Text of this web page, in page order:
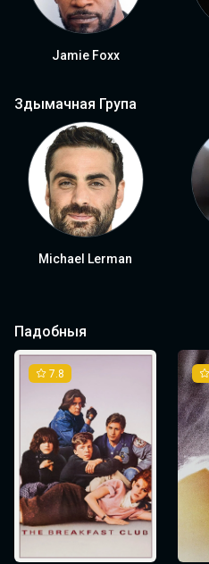
Jamie Foxx
Здымачная Група
Michael Lerman
Падобныя
7.8